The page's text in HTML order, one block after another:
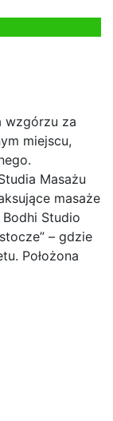
wzgórzu za
miejscu,
Masażu
masaże
Studio
– gdzie
Położona